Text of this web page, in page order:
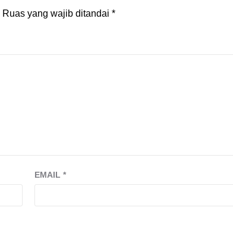
Ruas yang wajib ditandai *
EMAIL *